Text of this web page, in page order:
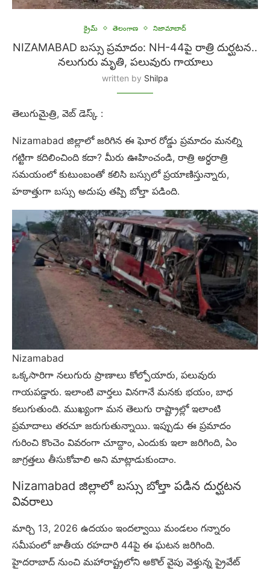
క్రైమ్ తెలంగాణ నిజామాబాద్
NIZAMABAD బస్సు ప్రమాదం: NH-44పై రాత్రి దుర్ఘటన..
నలుగురు మృతి, పలువురు గాయాలు
written by Shilpa
తెలుగుమైత్రి, వెబ్ డెస్క్ :
Nizamabad జిల్లాలో జరిగిన ఈ ఘోర రోడ్డు ప్రమాదం మనల్ని
గట్టిగా కదిలించింది కదా? మీరు ఊహించండి, రాత్రి అర్ధరాత్రి
సమయంలో కుటుంబంతో కలిసి బస్సులో ప్రయాణిస్తున్నారు,
హఠాత్తుగా బస్సు అదుపు తప్పి బోల్తా పడింది.
Nizamabad
ఒక్కసారిగా నలుగురు ప్రాణాలు కోల్పోయారు, పలువురు
గాయపడ్డారు. ఇలాంటి వార్తలు వినగానే మనకు భయం, బాధ
కలుగుతుంది. ముఖ్యంగా మన తెలుగు రాష్ట్రాల్లో ఇలాంటి
ప్రమాదాలు తరచూ జరుగుతున్నాయి. ఇప్పుడు ఈ ప్రమాదం
గురించి కొంచెం వివరంగా చూద్దాం, ఎందుకు ఇలా జరిగింది, ఏం
జాగ్రత్తలు తీసుకోవాలి అని మాట్లాడుకుందాం.
Nizamabad జిల్లాలో బస్సు బోల్తా పడిన దుర్ఘటన
వివరాలు
మార్చి 13, 2026 ఉదయం ఇందల్వాయి మండలం గన్నారం
సమీపంలో జాతీయ రహదారి 44పై ఈ ఘటన జరిగింది.
హైదరాబాద్ నుంచి మహారాష్ట్రలోని అకొల్ వైపు వెళ్తున్న ప్రైవేట్